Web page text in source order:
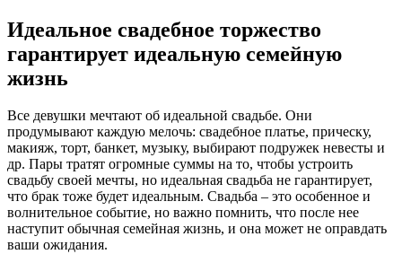
Идеальное свадебное торжество
гарантирует идеальную семейную
жизнь
Все девушки мечтают об идеальной свадьбе. Они
продумывают каждую мелочь: свадебное платье, прическу,
макияж, торт, банкет, музыку, выбирают подружек невесты и
др. Пары тратят огромные суммы на то, чтобы устроить
свадьбу своей мечты, но идеальная свадьба не гарантирует,
что брак тоже будет идеальным. Свадьба – это особенное и
волнительное событие, но важно помнить, что после нее
наступит обычная семейная жизнь, и она может не оправдать
ваши ожидания.